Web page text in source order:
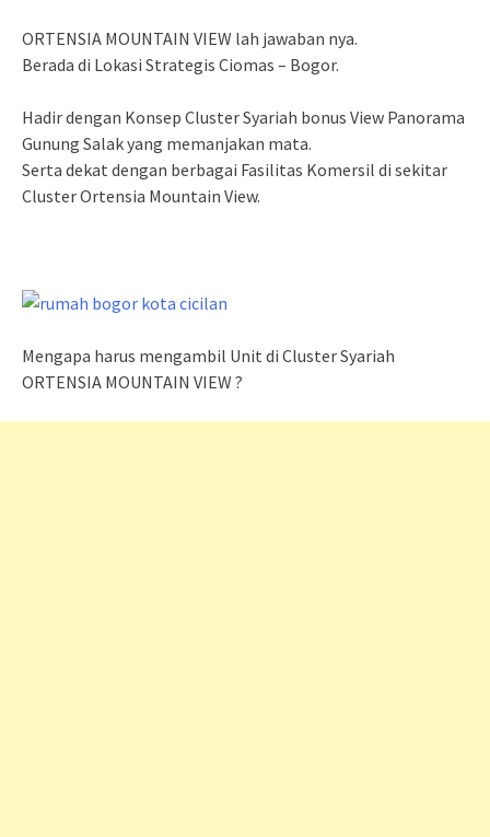
ORTENSIA MOUNTAIN VIEW lah jawaban nya.
Berada di Lokasi Strategis Ciomas – Bogor.
Hadir dengan Konsep Cluster Syariah bonus View Panorama
Gunung Salak yang memanjakan mata.
Serta dekat dengan berbagai Fasilitas Komersil di sekitar
Cluster Ortensia Mountain View.
Mengapa harus mengambil Unit di Cluster Syariah
ORTENSIA MOUNTAIN VIEW ?